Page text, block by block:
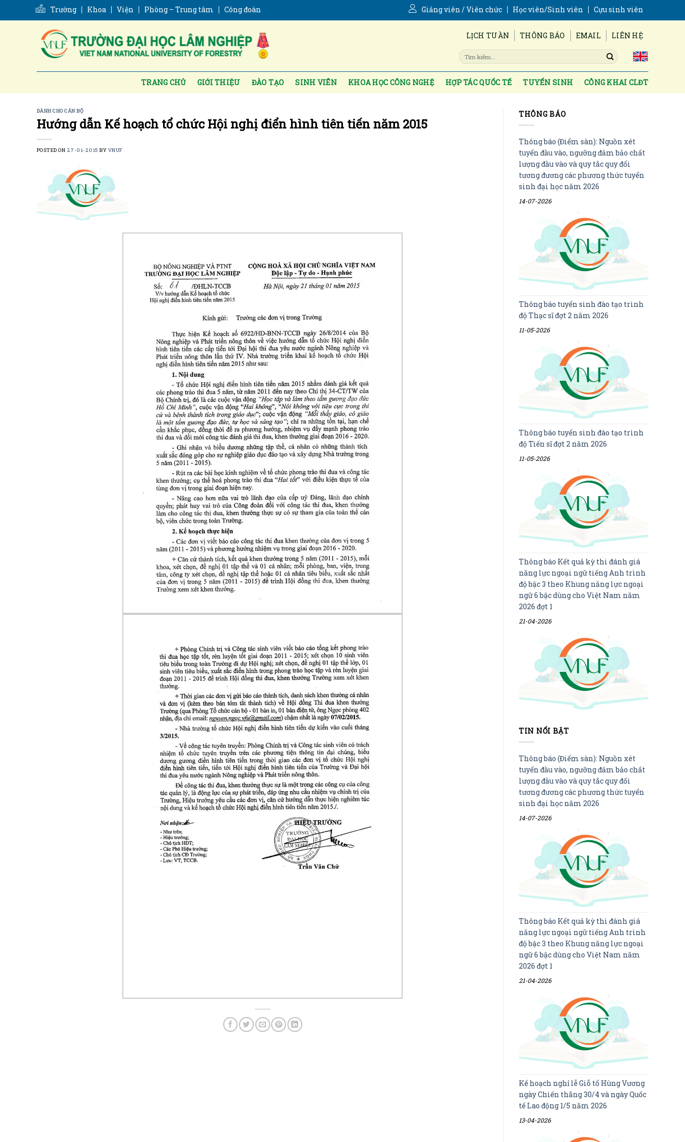
Trường Khoa Viện Phòng – Trung tâm Công đoàn Giảng viên / Viên chức Học viên/Sinh viên Cựu sinh viên
LỊCH TUẦN THÔNG BÁO EMAIL LIÊN HỆ
TRANG CHỦ GIỚI THIỆU ĐÀO TẠO SINH VIÊN KHOA HỌC CÔNG NGHỆ HỢP TÁC QUỐC TẾ TUYỂN SINH CÔNG KHAI CLĐT
DÀNH CHO CÁN BỘ
Hướng dẫn Kế hoạch tổ chức Hội nghị điển hình tiên tiến năm 2015
POSTED ON 27-01-2015 BY VNUF
THÔNG BÁO
Thông báo (Điểm sàn): Nguồn xét
tuyển đầu vào, ngưỡng đảm bảo chất
lượng đầu vào và quy tắc quy đổi
tương đương các phương thức tuyển
sinh đại học năm 2026
14-07-2026
Thông báo tuyển sinh đào tạo trình
độ Thạc sĩ đợt 2 năm 2026
11-05-2026
Thông báo tuyển sinh đào tạo trình
độ Tiến sĩ đợt 2 năm 2026
11-05-2026
Thông báo Kết quả kỳ thi đánh giá
năng lực ngoại ngữ tiếng Anh trình
độ bậc 3 theo Khung năng lực ngoại
ngữ 6 bậc dùng cho Việt Nam năm
2026 đợt 1
21-04-2026
TIN NỔI BẬT
Thông báo (Điểm sàn): Nguồn xét
tuyển đầu vào, ngưỡng đảm bảo chất
lượng đầu vào và quy tắc quy đổi
tương đương các phương thức tuyển
sinh đại học năm 2026
14-07-2026
Thông báo Kết quả kỳ thi đánh giá
năng lực ngoại ngữ tiếng Anh trình
độ bậc 3 theo Khung năng lực ngoại
ngữ 6 bậc dùng cho Việt Nam năm
2026 đợt 1
21-04-2026
Kế hoạch nghỉ lễ Giỗ tổ Hùng Vương
ngày Chiến thắng 30/4 và ngày Quốc
tế Lao động 1/5 năm 2026
13-04-2026